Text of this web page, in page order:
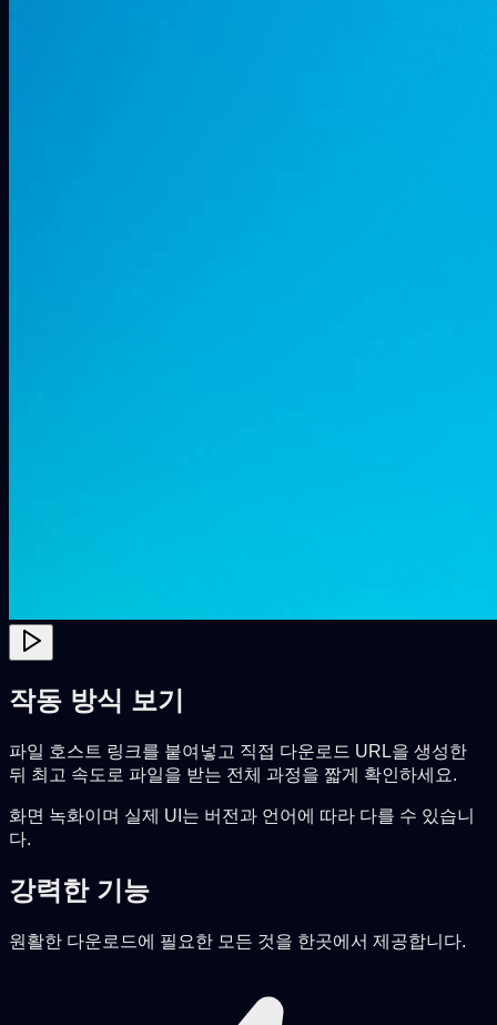
작동 방식 보기
파일 호스트 링크를 붙여넣고 직접 다운로드 URL을 생성한
뒤 최고 속도로 파일을 받는 전체 과정을 짧게 확인하세요.
화면 녹화이며 실제 UI는 버전과 언어에 따라 다를 수 있습니
다.
강력한 기능
원활한 다운로드에 필요한 모든 것을 한곳에서 제공합니다.